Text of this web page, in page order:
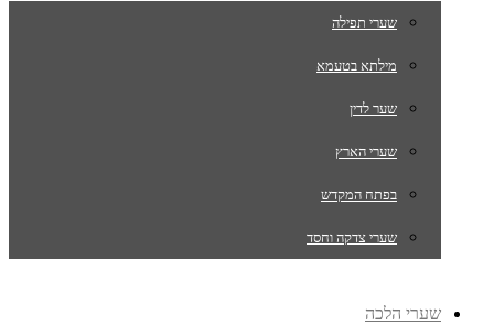
שערי תפילה
מילתא בטעמא
שער לדין
שערי הארץ
בפתח המקדש
שערי צדקה וחסד
שערי הלכה